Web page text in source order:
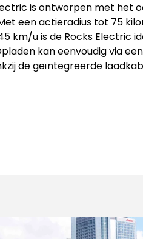
is ontworpen met het
een actieradius tot 75
km/u is de Rocks Electric
kan eenvoudig via
de geïntegreerde